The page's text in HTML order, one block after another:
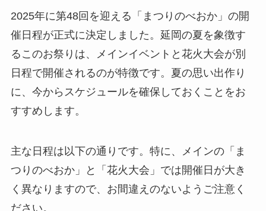
2025年に第48回を迎える「まつりのべおか」の開
催日程が正式に決定しました。延岡の夏を象徴す
るこのお祭りは、メインイベントと花火大会が別
日程で開催されるのが特徴です。夏の思い出作り
に、今からスケジュールを確保しておくことをお
すすめします。
主な日程は以下の通りです。特に、メインの「ま
つりのべおか」と「花火大会」では開催日が大き
く異なりますので、お間違えのないようご注意く
ださい。